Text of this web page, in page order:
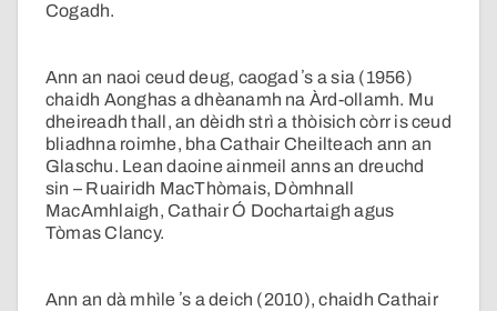
Cogadh.
Ann an naoi ceud deug, caogad ʼs a sia (1956)
chaidh Aonghas a dhèanamh na Àrd-ollamh. Mu
dheireadh thall, an dèidh strì a thòisich còrr is ceud
bliadhna roimhe, bha Cathair Cheilteach ann an
Glaschu. Lean daoine ainmeil anns an dreuchd
sin – Ruairidh MacThòmais, Dòmhnall
MacAmhlaigh, Cathair Ó Dochartaigh agus
Tòmas Clancy.
Ann an dà mhìle ʼs a deich (2010), chaidh Cathair